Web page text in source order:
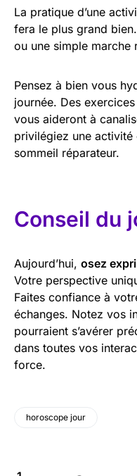
La pratique d’une
fera le plus grand
ou une simple
Pensez à bien vous
journée. Des
vous aideront à
privilégiez une
sommeil réparateur.
Conseil du
Aujourd’hui, osez
Votre perspective
Faites confiance à
échanges. Notez vos
pourraient s’avérer
dans toutes vos
force.
horoscope jour